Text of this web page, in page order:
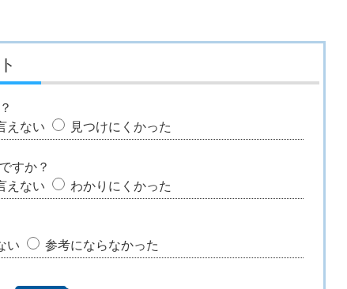
えない 見つけにくかった
すか？
えない わかりにくかった
い 参考にならなかった